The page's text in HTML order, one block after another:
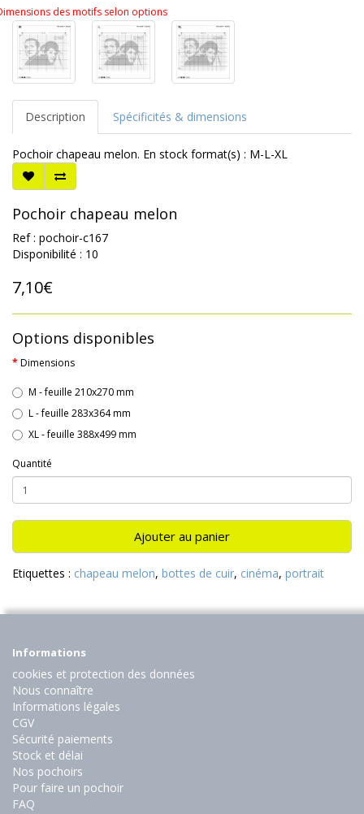
des motifs selon options
Description Spécificités & dimensions
Pochoir chapeau melon. En stock format(s) : M-L-XL
Pochoir chapeau melon
Ref : pochoir-c167
Disponibilité : 10
7,10€
Options disponibles
Dimensions
M - feuille 210x270 mm
L - feuille 283x364 mm
XL - feuille 388x499 mm
Quantité
Ajouter au panier
Etiquettes : chapeau melon, bottes de cuir, cinéma, portrait
Informations
cookies et protection des données
Nous connaître
Informations légales
CGV
Sécurité paiements
Stock et délai
Nos pochoirs
Pour faire un pochoir
FAQ